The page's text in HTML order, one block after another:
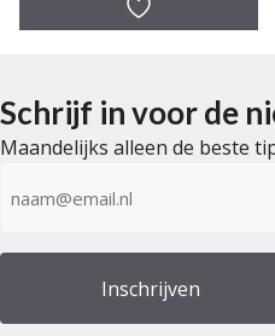
Schrijf in voor de
Maandelijks alleen de beste
mailadres